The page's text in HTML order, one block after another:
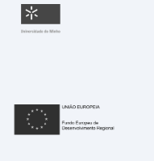
Fundação para a
República Portuguesa